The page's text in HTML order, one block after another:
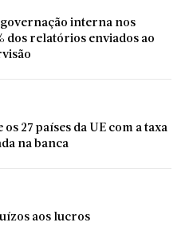
interna nos
dos relatórios enviados ao
27 países da UE com a taxa
na banca
aos lucros